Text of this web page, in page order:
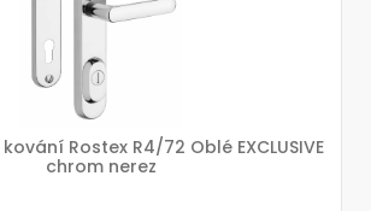
Rostex R4/72 Oblé EXCLUSIVE
chrom nerez